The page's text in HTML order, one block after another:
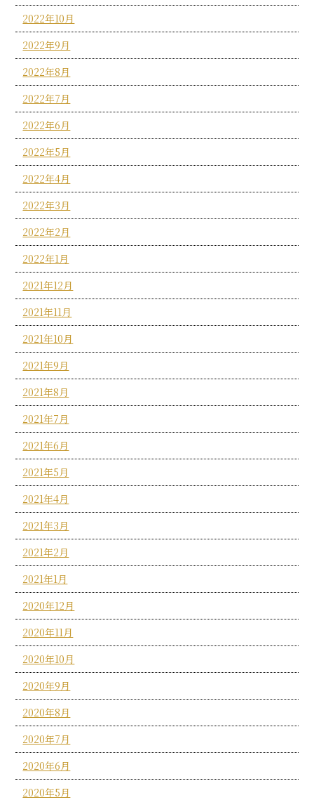
2022年10月
2022年9月
2022年8月
2022年7月
2022年6月
2022年5月
2022年4月
2022年3月
2022年2月
2022年1月
2021年12月
2021年11月
2021年10月
2021年9月
2021年8月
2021年7月
2021年6月
2021年5月
2021年4月
2021年3月
2021年2月
2021年1月
2020年12月
2020年11月
2020年10月
2020年9月
2020年8月
2020年7月
2020年6月
2020年5月